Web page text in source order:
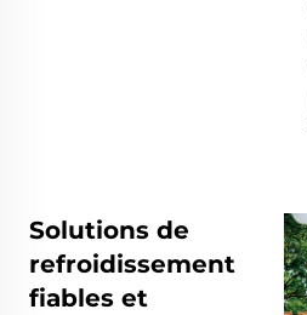
Solutions de
refroidissement
fiables et